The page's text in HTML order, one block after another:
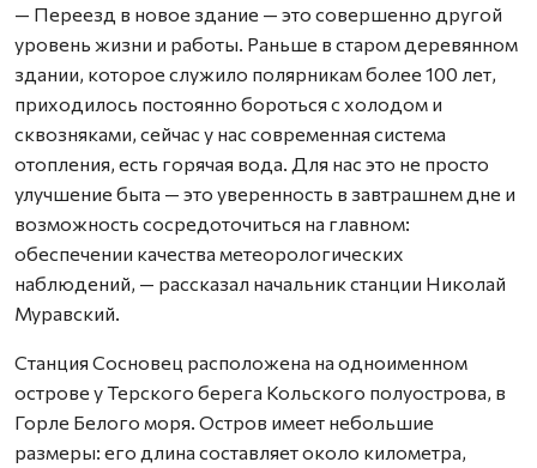
— Переезд в новое здание — это совершенно другой
уровень жизни и работы. Раньше в старом деревянном
здании, которое служило полярникам более 100 лет,
приходилось постоянно бороться с холодом и
сквозняками, сейчас у нас современная система
отопления, есть горячая вода. Для нас это не просто
улучшение быта — это уверенность в завтрашнем дне и
возможность сосредоточиться на главном:
обеспечении качества метеорологических
наблюдений, — рассказал начальник станции Николай
Муравский.
Станция Сосновец расположена на одноименном
острове у Терского берега Кольского полуострова, в
Горле Белого моря. Остров имеет небольшие
размеры: его длина составляет около километра,